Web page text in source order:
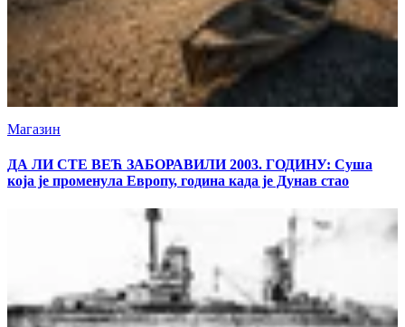
Магазин
ДА ЛИ СТЕ ВЕЋ ЗАБОРАВИЛИ 2003. ГОДИНУ: Суша
која је променула Европу, година када је Дунав стао